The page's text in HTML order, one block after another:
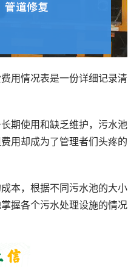
用情况表是一份详细记录清
期使用和缺乏维护，污水池
用却成为了管理者们头疼的
本，根据不同污水池的大小
握各个污水处理设施的情况